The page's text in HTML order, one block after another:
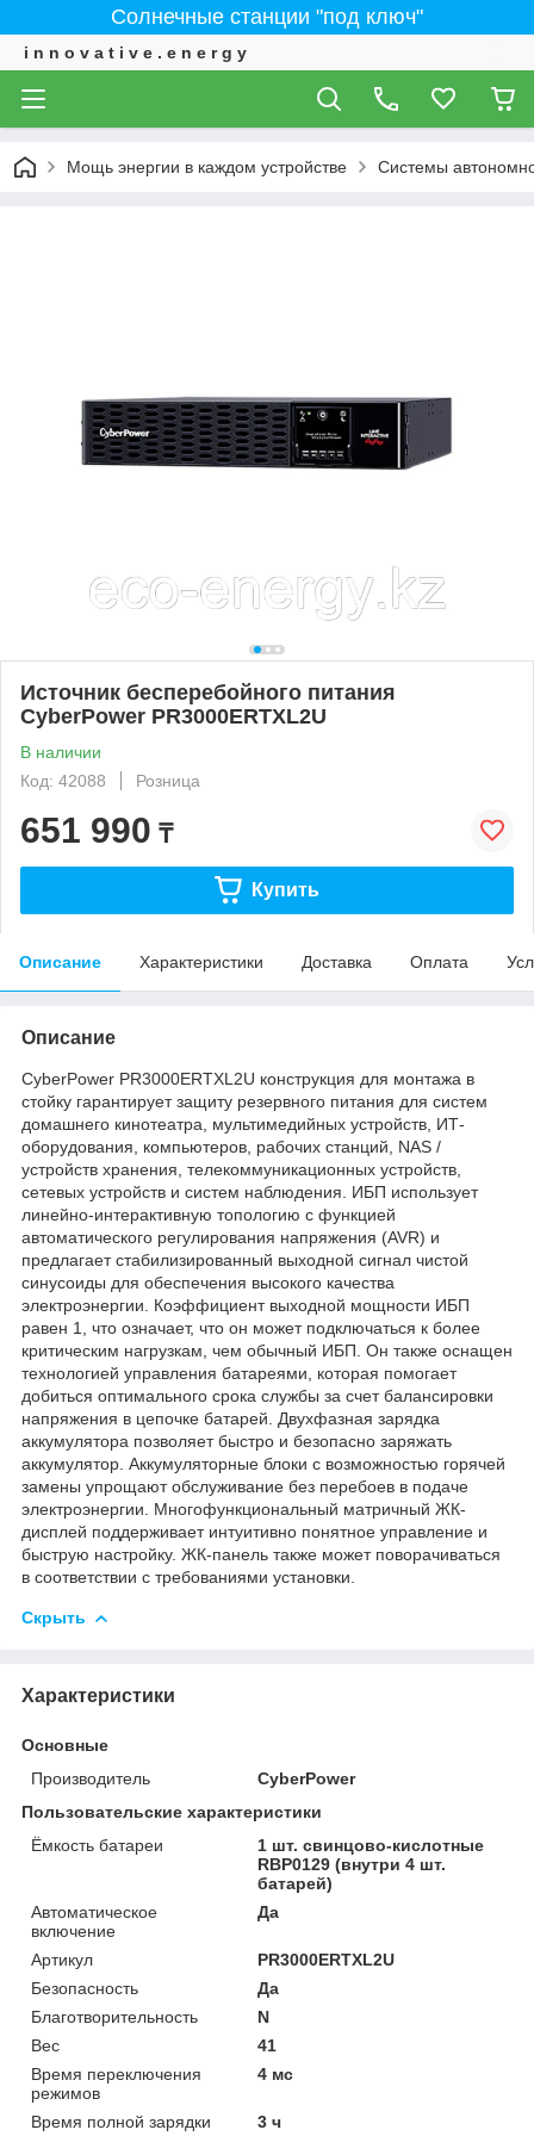
Солнечные станции "под ключ"
i n n o v a t i v e . e n e r g y
Мощь энергии в каждом устройстве Системы
Источник бесперебойного питания
CyberPower PR3000ERTXL2U
В наличии
Код: 42088
Розница
651 990 ₸
Купить
Описание Характеристики Доставка Оплата
Описание
CyberPower PR3000ERTXL2U конструкция для монтажа в
стойку гарантирует защиту резервного питания для систем
домашнего кинотеатра, мультимедийных устройств, ИТ-
оборудования, компьютеров, рабочих станций, NAS /
устройств хранения, телекоммуникационных устройств,
сетевых устройств и систем наблюдения. ИБП использует
линейно-интерактивную топологию с функцией
автоматического регулирования напряжения (AVR) и
предлагает стабилизированный выходной сигнал чистой
синусоиды для обеспечения высокого качества
электроэнергии. Коэффициент выходной мощности ИБП
равен 1, что означает, что он может подключаться к более
критическим нагрузкам, чем обычный ИБП. Он также оснащен
технологией управления батареями, которая помогает
добиться оптимального срока службы за счет балансировки
напряжения в цепочке батарей. Двухфазная зарядка
аккумулятора позволяет быстро и безопасно заряжать
аккумулятор. Аккумуляторные блоки с возможностью горячей
замены упрощают обслуживание без перебоев в подаче
электроэнергии. Многофункциональный матричный ЖК-
дисплей поддерживает интуитивно понятное управление и
быструю настройку. ЖК-панель также может поворачиваться
в соответствии с требованиями установки.
Скрыть
Характеристики
Основные
Производитель
CyberPower
Пользовательские характеристики
Ёмкость батареи
1 шт. свинцово-кислотные
RBP0129 (внутри 4 шт.
батарей)
Автоматическое
включение
Да
Артикул
PR3000ERTXL2U
Безопасность
Да
Благотворительность
N
Вес
41
Время переключения
режимов
4 мс
Время полной зарядки 3 ч